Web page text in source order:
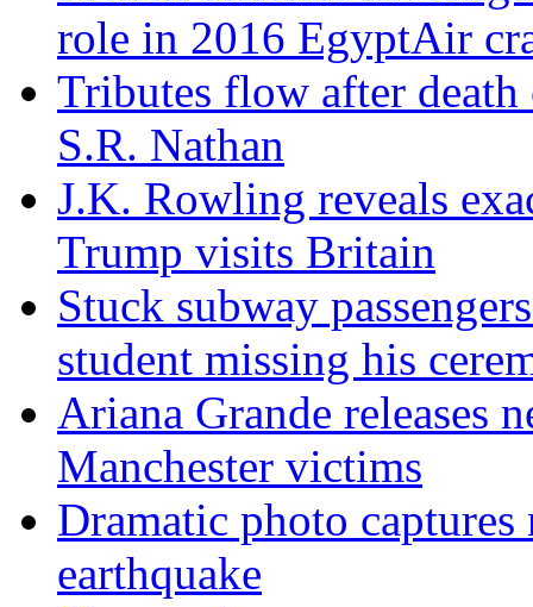
role in 2016 EgyptAir
Tributes flow after
S.R. Nathan
J.K. Rowling reveals
Trump visits Britain
Stuck subway
student missing his
Ariana Grande releases
Manchester victims
Dramatic photo
earthquake